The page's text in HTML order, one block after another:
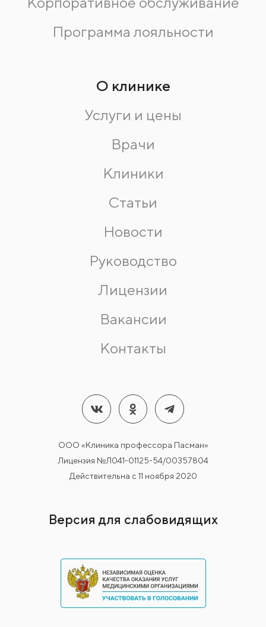
Программа лояльности
О клинике
Услуги и цены
Врачи
Клиники
Статьи
Новости
Руководство
Лицензии
Вакансии
Контакты
ООО «Клиника профессора Пасман»
Лицензия №Л041-01125-54/00357804
Действительна с 11 ноября 2020
Версия для слабовидящих